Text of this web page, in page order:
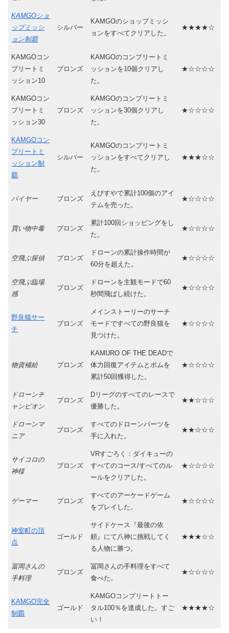
KAMGOショ
ップミッシ
ョン制覇
シルバー
KAMGOのショップミッシ
ョンをすべてクリアした。
★★★★☆
KAMGOコン
プリートミ
ッション10
ブロンズ
KAMGOのコンプリートミ
ッションを10個クリアし
た。
★☆☆☆☆
KAMGOコン
プリートミ
ッション30
ブロンズ
KAMGOのコンプリートミ
ッションを30個クリアし
た。
★☆☆☆☆
KAMGOコン
プリートミ
ッション制
覇
シルバー
KAMGOのコンプリートミ
ッションをすべてクリアし
た。
★★★☆☆
バイヤー ブロンズ
えびすやで累計100個のアイ
テムを売った。
★☆☆☆☆
買い物中毒 ブロンズ
累計100回ショッピングをし
た。
★☆☆☆☆
空飛ぶ探偵 ブロンズ
ドローンの累計操作時間が
60分を超えた。
★☆☆☆☆
空飛ぶ臨場
感
ブロンズ
ドローンを主観モードで60
秒間飛ばし続けた。
★☆☆☆☆
野良猫サー
チ
ブロンズ
メインストーリーのサーチ
モードですべての野良猫を
見つけた。
★☆☆☆☆
物資補給 ブロンズ
KAMURO OF THE DEADで
体力回復アイテムとボムを
累計50回獲得した。
★☆☆☆☆
ドローンチ
ャンピオン
ブロンズ
Dリーグのすべてのレースで
優勝した。
★★☆☆☆
ドローンマ
ニア
ブロンズ
すべてのドローンパーツを
手に入れた。
★★☆☆☆
サイコロの
神様
ブロンズ
VRすごろく：ダイキューの
すべてのコース/すべてのル
ールをクリアした。
★☆☆☆☆
ゲーマー ブロンズ
すべてのアーケードゲーム
をプレイした。
★☆☆☆☆
神室町の頂
点
ゴールド
サイドケース『最後の依
頼』にて八神に挑戦してく
る人物に勝つ。
★★★☆☆
冨岡さんの
手料理
ブロンズ
冨岡さんの手料理をすべて
食べた。
★☆☆☆☆
KAMGO完全
制覇
ゴールド
KAMGOコンプリートトー
タル100％を達成した。すご
い！
★★★★☆